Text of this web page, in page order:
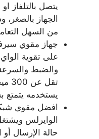
يتصل بالتلفاز
الجهاز بالصغر،
من السهل
على تقوية
والضبط والسرعة
يستخدمه يتمتع
الوايرلس
حالة الإرسال